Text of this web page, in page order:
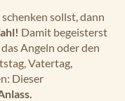
sollst, dann
Damit begeisterst
Angeln oder den
Vatertag,
Dieser